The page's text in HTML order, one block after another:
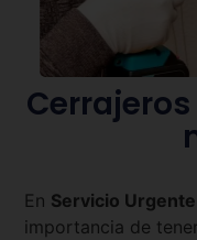
En Servicio
importancia de